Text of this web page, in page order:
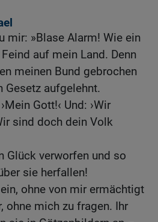
mir: »Blase Alarm! Wie ein
auf mein Land. Denn
meinen Bund gebrochen
Gesetz aufgelehnt.
Gott!‹ Und: ›Wir
sind doch dein Volk
Glück verworfen und so
sie herfallen!
ohne von mir ermächtigt
ohne mich zu fragen. Ihr